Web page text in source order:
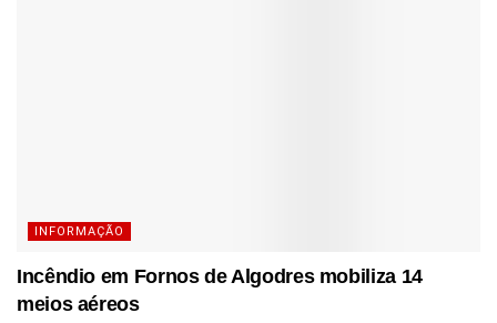
INFORMAÇÃO
Incêndio em Fornos de Algodres mobiliza 14
meios aéreos